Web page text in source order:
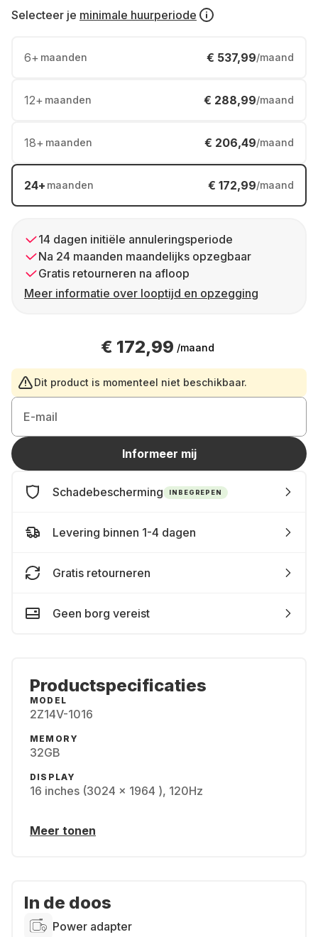
Selecteer je minimale huurperiode
6+ maanden € 537,99/maand
12+ maanden € 288,99/maand
18+ maanden € 206,49/maand
24+ maanden € 172,99/maand
14 dagen initiële annuleringsperiode
Na 24 maanden maandelijks opzegbaar
Gratis retourneren na afloop
Meer informatie over looptijd en opzegging
€ 172,99 /maand
Dit product is momenteel niet beschikbaar.
E-mail
Informeer mij
Schadebescherming INBEGREPEN
Levering binnen 1-4 dagen
Gratis retourneren
Geen borg vereist
Productspecificaties
MODEL
2Z14V-1016
MEMORY
32GB
DISPLAY
16 inches (3024 x 1964 ), 120Hz
Meer tonen
In de doos
Power adapter